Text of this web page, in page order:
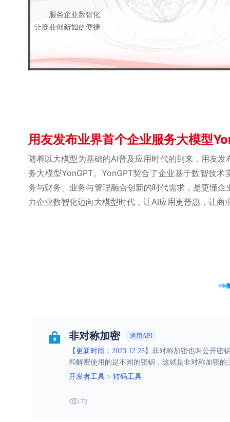
用友发布业界首个企业服务大模型
随着以大模型为基础的AI普及应用时代的到来，用友发
务大模型YonGPT。YonGPT契合了企业基于数智技术
务与财务、业务与管理融合创新的时代需求，是更懂企
力企业数智化迈向大模型时代，让AI应用更普惠，让商
非对称加密 通用API
【更新时间：2023.12.25】 非对称加密也叫公开密
和解密使用的是不同的密钥，这就是非对称加密的
开发者工具 > 转码工具
75